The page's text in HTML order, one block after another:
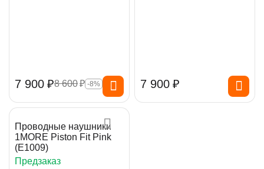
7 900 ₽8 600₽ -8% 7 900 ₽
Проводные наушники
1MORE Piston Fit Pink
(E1009)
Предзаказ